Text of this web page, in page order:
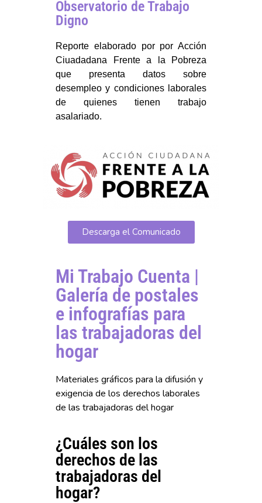
Descarga el Comunicado
Observatorio de Trabajo
Digno
Reporte elaborado por por Acción
Ciuadadana Frente a la Pobreza
que presenta datos sobre
desempleo y condiciones laborales
de quienes tienen trabajo
asalariado.
Mi Trabajo Cuenta |
Galería de postales
e infografías para
las trabajadoras del
hogar
Materiales gráficos para la difusión y
exigencia de los derechos laborales
de las trabajadoras del hogar
¿Cuáles son los
derechos de las
trabajadoras del
hogar?